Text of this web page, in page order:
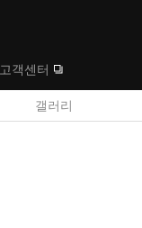
고객센터
갤러리